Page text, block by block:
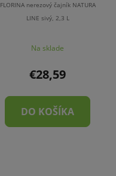
FLORINA nerezový čajník NATURA
LINE sivý, 2,3 L
Na sklade
€28,59
DO KOŠÍKA